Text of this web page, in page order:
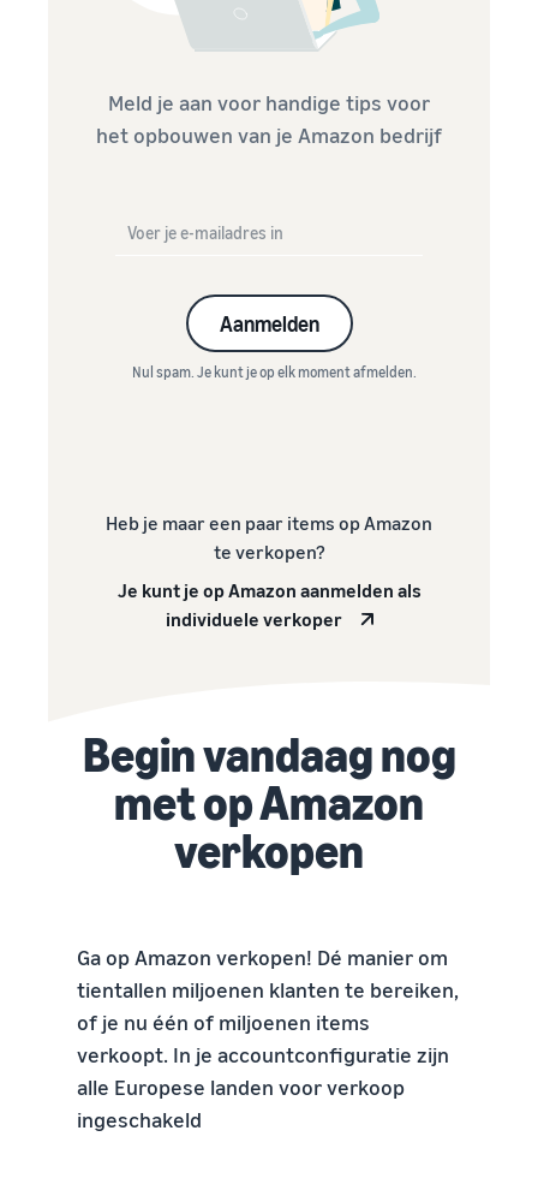
Meld je aan voor handige tips voor
het opbouwen van je Amazon bedrijf
Aanmelden
Nul spam. Je kunt je op elk moment afmelden.
Heb je maar een paar items op Amazon
te verkopen?
Je kunt je op Amazon aanmelden als
individuele verkoper
Begin vandaag nog
met op Amazon
verkopen
Ga op Amazon verkopen! Dé manier om
tientallen miljoenen klanten te bereiken,
of je nu één of miljoenen items
verkoopt. In je accountconfiguratie zijn
alle Europese landen voor verkoop
ingeschakeld